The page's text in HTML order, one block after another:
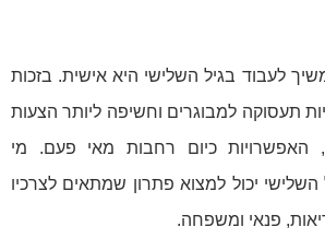
לעבוד בגיל השלישי היא אישית. בזכות
תעסוקה למבוגרים וחשיפה ליותר הצעות
האפשרויות כיום רחבות מאי פעם. מי
יכול למצוא פתרון שמתאים לצרכיו
פנאי ומשפחה.